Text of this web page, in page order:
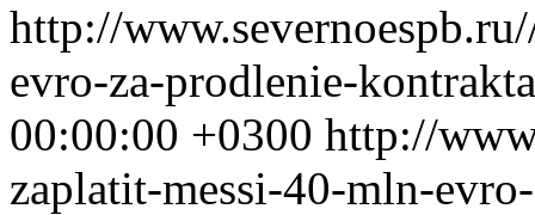
http://
evro-za-prodlenie-
00:00:00 +0300 http://
zaplatit-messi-40-mln-